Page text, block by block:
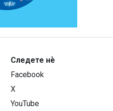
Следете нѐ
Facebook
X
YouTube